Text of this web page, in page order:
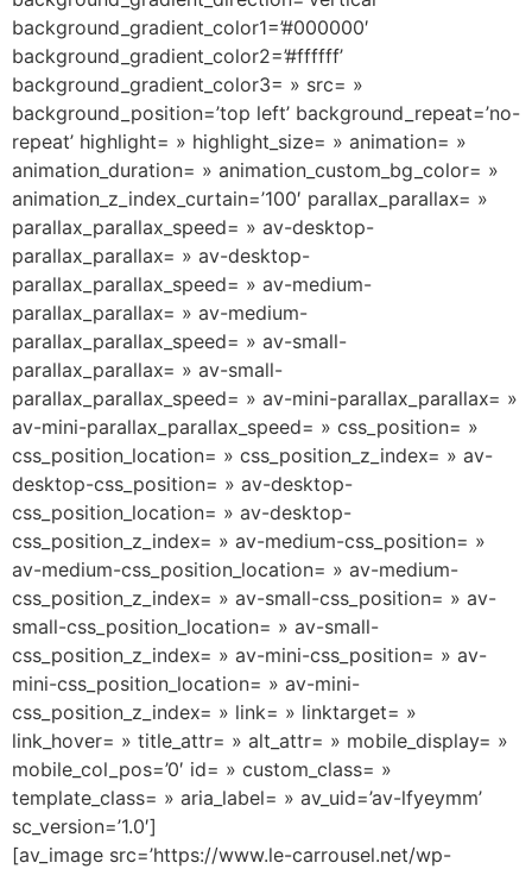
background_gradient_color1=’#000000′
background_gradient_color2=’#ffffff’
background_gradient_color3= » src= »
background_position=’top left’ background_repeat=’no-
repeat’ highlight= » highlight_size= » animation= »
animation_duration= » animation_custom_bg_color= »
animation_z_index_curtain=’100′ parallax_parallax= »
parallax_parallax_speed= » av-desktop-
parallax_parallax= » av-desktop-
parallax_parallax_speed= » av-medium-
parallax_parallax= » av-medium-
parallax_parallax_speed= » av-small-
parallax_parallax= » av-small-
parallax_parallax_speed= » av-mini-parallax_parallax= »
av-mini-parallax_parallax_speed= » css_position= »
css_position_location= » css_position_z_index= » av-
desktop-css_position= » av-desktop-
css_position_location= » av-desktop-
css_position_z_index= » av-medium-css_position= »
av-medium-css_position_location= » av-medium-
css_position_z_index= » av-small-css_position= » av-
small-css_position_location= » av-small-
css_position_z_index= » av-mini-css_position= » av-
mini-css_position_location= » av-mini-
css_position_z_index= » link= » linktarget= »
link_hover= » title_attr= » alt_attr= » mobile_display= »
mobile_col_pos=’0′ id= » custom_class= »
template_class= » aria_label= » av_uid=’av-lfyeymm’
sc_version=’1.0′]
[av_image src=’https://www.le-carrousel.net/wp-